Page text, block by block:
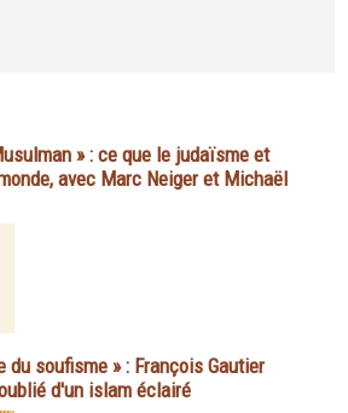
» : ce que le judaïsme et
avec Marc Neiger et Michaël
du soufisme » : François Gautier
d'un islam éclairé